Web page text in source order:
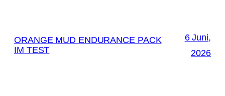
ORANGE MUD ENDURANCE PACK
IM TEST
6 Juni,
2026